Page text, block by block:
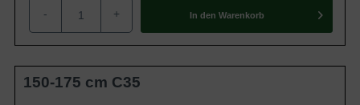
reichhaltigen Erscheinung und schmückt den Garten auf
eindrucksvolle Art und Weise. Die Selektion ’Coelestis‘
- + In den Warenkorb
150-175 cm C35